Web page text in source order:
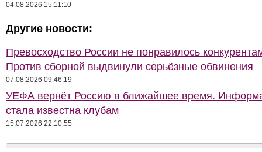
04.08.2026 15:11:10
Другие новости:
Превосходство России не понравилось
Против сборной выдвинули серьёзные обвинения
07.08.2026 09:46:19
УЕФА вернёт Россию в ближайшее время.
стала известна клубам
15.07.2026 22:10:55